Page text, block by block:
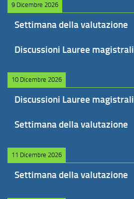
9 Dicembre 2026
Settimana della valutazione
Discussioni Lauree magistrali
10 Dicembre 2026
Discussioni Lauree magistrali
Settimana della valutazione
11 Dicembre 2026
Settimana della valutazione